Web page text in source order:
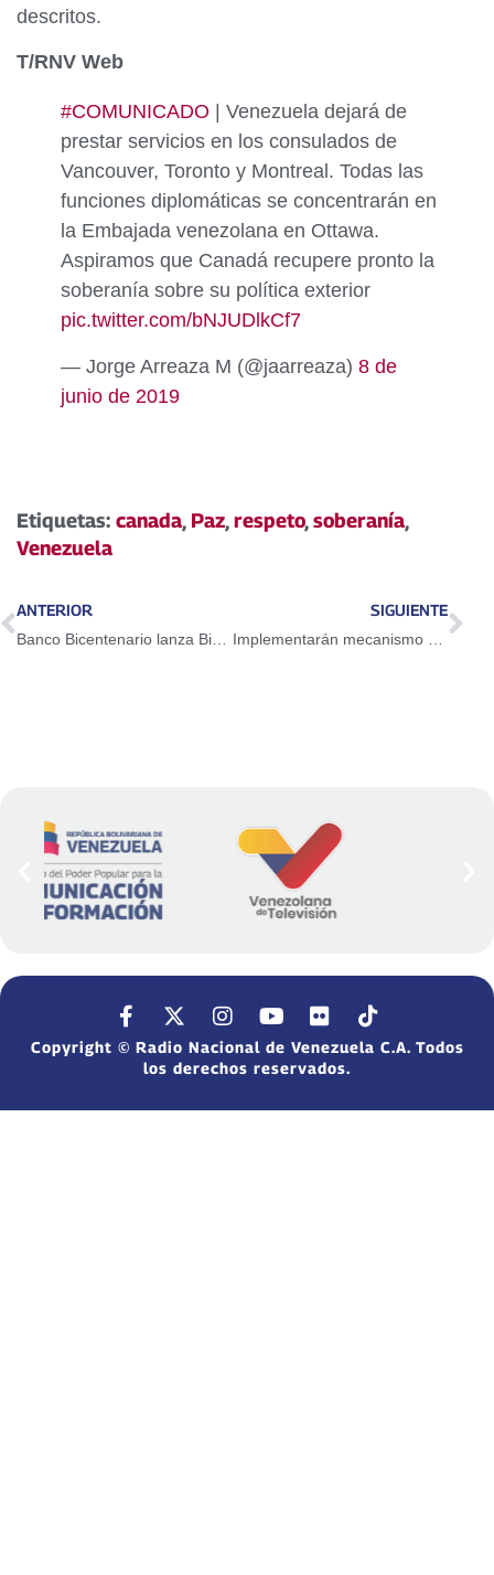
descritos.
T/RNV Web
#COMUNICADO | Venezuela dejará de
prestar servicios en los consulados de
Vancouver, Toronto y Montreal. Todas las
funciones diplomáticas se concentrarán en
la Embajada venezolana en Ottawa.
Aspiramos que Canadá recupere pronto la
soberanía sobre su política exterior
pic.twitter.com/bNJUDlkCf7
— Jorge Arreaza M (@jaarreaza) 8 de
junio de 2019
Etiquetas: canada, Paz,respeto,soberanía,
Venezuela
ANTERIOR
Banco Bicentenario lanza Biopago para simplificar transacciones de sus usuarios
SIGUIENTE
Implementarán mecanismo de control fronterizo migratorio en Táchira
Copyright © Radio Nacional de Venezuela C.A. Todos
los derechos reservados.